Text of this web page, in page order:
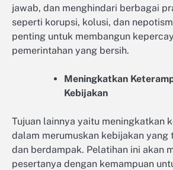
jawab, dan menghindari berbagai
seperti korupsi, kolusi, dan
penting untuk membangun
pemerintahan yang bersih.
Meningkatkan
Kebijakan
Tujuan lainnya yaitu meningkatkan
dalam merumuskan kebijakan yang
dan berdampak. Pelatihan ini akan
pesertanya dengan kemampuan